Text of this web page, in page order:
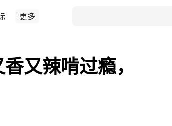
更多
又辣啃过瘾，